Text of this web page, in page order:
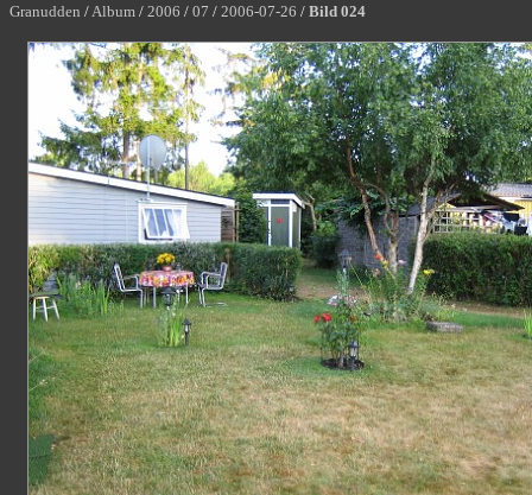
Granudden /Album / 2006 / 07 / 2006-07-26 / Bild 024